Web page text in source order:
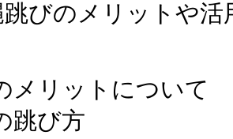
びのメリットや
メリットについて
跳び方